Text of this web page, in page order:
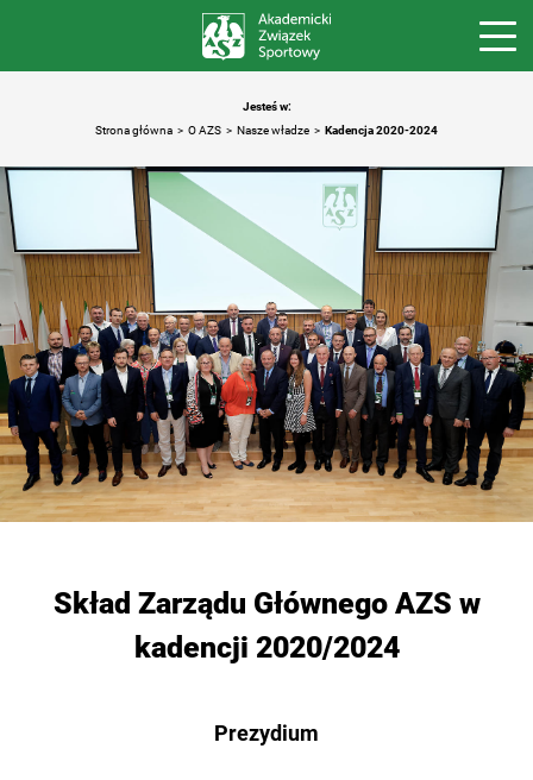
Jesteś w:
Strona główna
O AZS Nasze władze Kadencja 2020-2024
Skład Zarządu Głównego AZS w
kadencji 2020/2024
Prezydium